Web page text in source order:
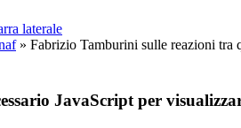
laterale
» Fabrizio Tamburini sulle reazioni tra
JavaScript per